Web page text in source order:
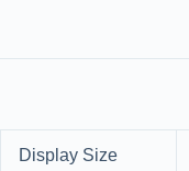
Display Size